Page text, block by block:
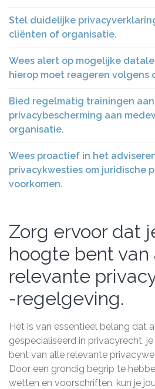
Stel duidelijke
cliënten of organisatie.
Wees alert op mogelijke
hierop moet reageren volgens
Bied regelmatig trainingen
privacybescherming aan
organisatie.
Wees proactief in het
privacykwesties om juridische
voorkomen.
Zorg ervoor dat
hoogte bent van
relevante
-regelgeving.
Het is van essentieel belang dat
gespecialiseerd in privacyrecht,
bent van alle relevante
Door een grondig begrip te
wetten en voorschriften, kun je